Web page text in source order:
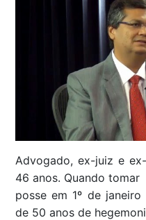
Advogado, ex-juiz e
46 anos. Quando tomar
posse em 1º de
de 50 anos de